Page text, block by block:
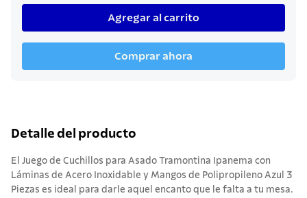
Agregar al carrito
Comprar ahora
Detalle del producto
El Juego de Cuchillos para Asado Tramontina Ipanema con
Láminas de Acero Inoxidable y Mangos de Polipropileno Azul 3
Piezas es ideal para darle aquel encanto que le falta a tu mesa.